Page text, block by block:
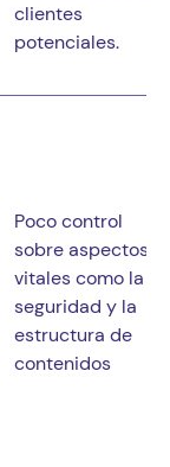
clientes
potenciales.
Poco control
sobre aspectos
vitales como la
seguridad y la
estructura de
contenidos